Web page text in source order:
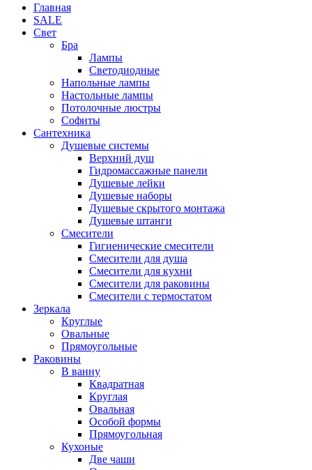
Главная
SALE
Свет
Бра
Лампы
Светодиодные
Напольные лампы
Настольные лампы
Потолочные люстры
Софиты
Сантехника
Душевые системы
Верхний душ
Гидромассажные панели
Душевые лейки
Душевые наборы
Душевые скрытого монтажа
Душевые штанги
Смесители
Гигиенические смесители
Смесители для душа
Смесители для кухни
Смесители для раковины
Смесители с термостатом
Зеркала
Круглые
Овальные
Прямоугольные
Раковины
В ванну
Квадратная
Круглая
Овальная
Особой формы
Прямоугольная
Кухоные
Две чаши